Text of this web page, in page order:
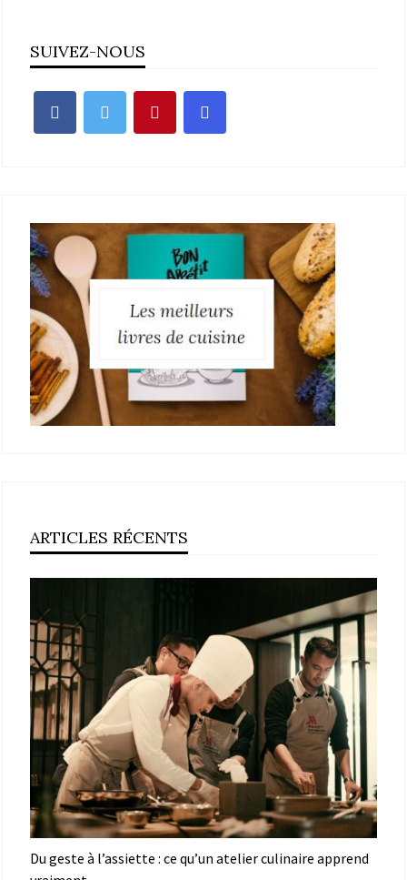
SUIVEZ-NOUS
ARTICLES RÉCENTS
Du geste à l’assiette : ce qu’un atelier culinaire apprend